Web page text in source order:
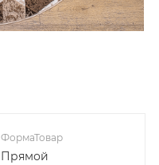
ФормаТовар
Прямой